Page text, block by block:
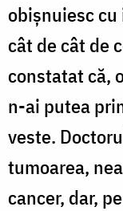
obișnuiesc
cât de cât de
constatat că,
n-ai putea
veste.
tumoarea,
cancer, dar,